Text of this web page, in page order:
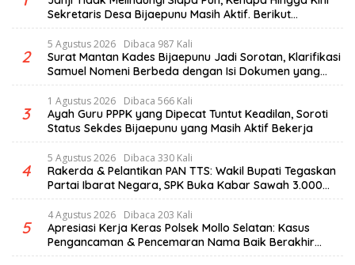
Sekretaris Desa Bijaepunu Masih Aktif. Berikut
penjelasan Ketua Komisi I DPRD TTS.
2
5 Agustus 2026 Dibaca 987 Kali
Surat Mantan Kades Bijaepunu Jadi Sorotan, Klarifikasi
Samuel Nomeni Berbeda dengan Isi Dokumen yang
Beredar
3
1 Agustus 2026 Dibaca 566 Kali
Ayah Guru PPPK yang Dipecat Tuntut Keadilan, Soroti
Status Sekdes Bijaepunu yang Masih Aktif Bekerja
4
5 Agustus 2026 Dibaca 330 Kali
Rakerda & Pelantikan PAN TTS: Wakil Bupati Tegaskan
Partai Ibarat Negara, SPK Buka Kabar Sawah 3.000
Hektar & Larangan Politik Uang
5
4 Agustus 2026 Dibaca 203 Kali
Apresiasi Kerja Keras Polsek Mollo Selatan: Kasus
Pengancaman & Pencemaran Nama Baik Berakhir
Damai